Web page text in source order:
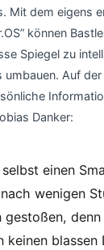
Mit dem eigens
können
Spiegel zu
Auf
Danker:
einen
wenigen
gestoßen,
keinen blassen